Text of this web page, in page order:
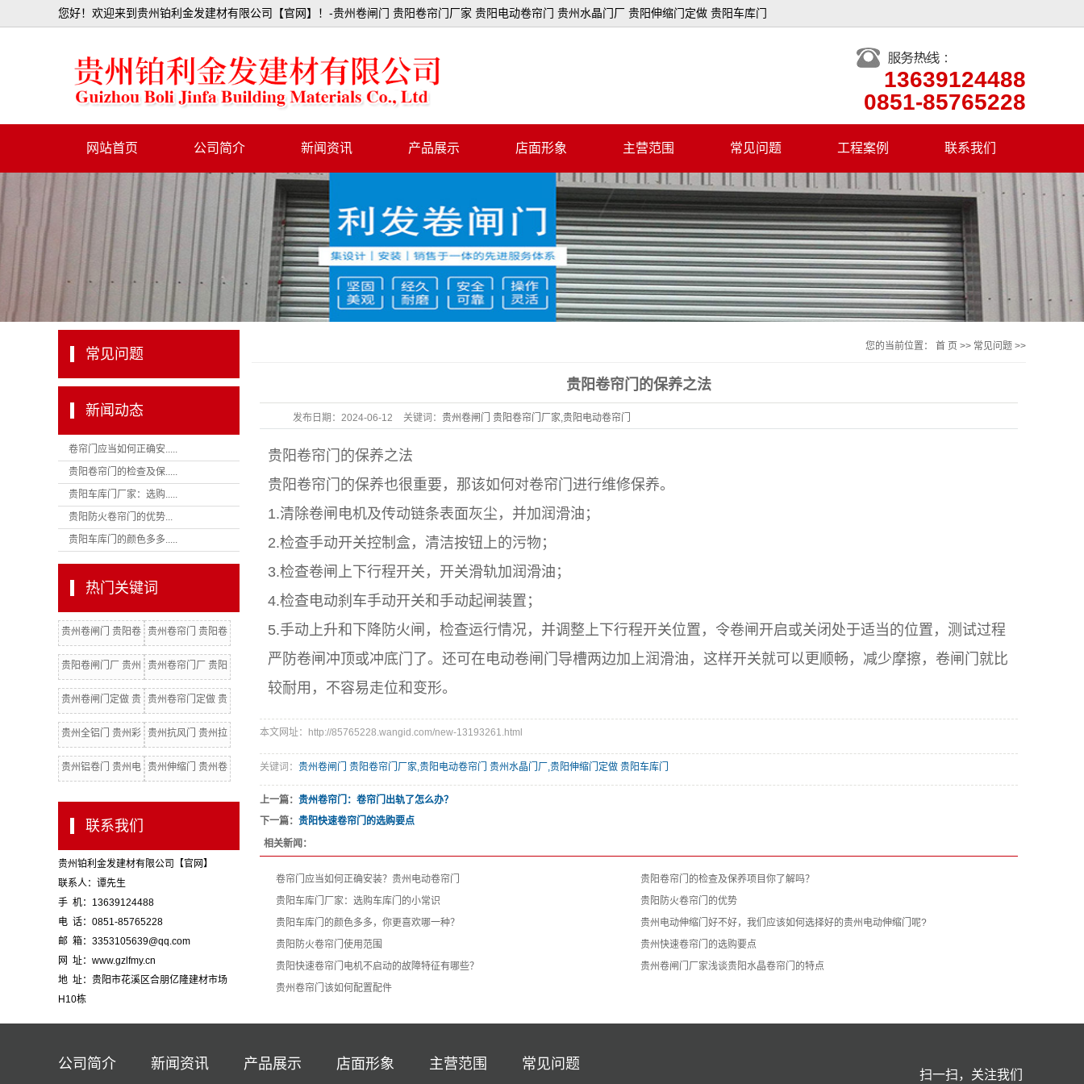
您好！欢迎来到贵州铂利金发建材有限公司【官网】！-贵州卷闸门 贵阳卷帘门厂家 贵阳电动卷帘门 贵州水晶门厂 贵阳伸缩门定做 贵阳车库门
13639124488
0851-85765228
网站首页 公司简介 新闻资讯
公司动态
产品展示
冲孔门
全铝门
彩钢门
抗风门
铝卷门
伸缩门
澳式无声门
电动遥控门
店面形象 主营范围 常见问题 工程案例 联系我们
常见问题
新闻动态
卷帘门应当如何正确安.....
贵阳卷帘门的检查及保.....
贵阳车库门厂家：选购.....
贵阳防火卷帘门的优势...
贵阳车库门的颜色多多.....
热门关键词
贵州卷闸门 贵阳卷
闸门
贵州卷帘门 贵阳卷
帘门 贵州卷闸门厂
贵阳卷闸门厂 贵州
卷闸门批发
贵州卷帘门厂 贵阳
卷帘门厂 贵阳电动
贵州卷闸门定做 贵
阳卷闸门定做
贵州卷帘门定做 贵
阳卷帘门定做
贵州全铝门 贵州彩
钢门
贵州抗风门 贵州拉
闸门 贵州水晶门
贵州铝卷门 贵州电 贵州伸缩门 贵州卷
联系我们
贵州铂利金发建材有限公司【官网】
联系人：谭先生
手 机：13639124488
电 话：0851-85765228
邮 箱：3353105639@qq.com
网 址：www.gzlfmy.cn
地 址：贵阳市花溪区合朋亿隆建材市场
H10栋
您的当前位置： 首 页 >> 常见问题 >>
贵阳卷帘门的保养之法
发布日期： 2024-06-12 关键词： 贵州卷闸门 贵阳卷帘门厂家,贵阳电动卷帘门
贵阳卷帘门的保养之法
贵阳卷帘门的保养也很重要，那该如何对卷帘门进行维修保养。
1.清除卷闸电机及传动链条表面灰尘，并加润滑油；
2.检查手动开关控制盒，清洁按钮上的污物；
3.检查卷闸上下行程开关，开关滑轨加润滑油；
4.检查电动刹车手动开关和手动起闸装置；
5.手动上升和下降防火闸，检查运行情况，并调整上下行程开关位置，令卷闸开启或关闭处于适当的位置，测试过程
严防卷闸冲顶或冲底门了。还可在电动卷闸门导槽两边加上润滑油，这样开关就可以更顺畅，减少摩擦，卷闸门就比
较耐用，不容易走位和变形。
本文网址：http://85765228.wangid.com/new-13193261.html
关键词： 贵州卷闸门 贵阳卷帘门厂家,贵阳电动卷帘门 贵州水晶门厂,贵阳伸缩门定做 贵阳车库门
上一篇： 贵州卷帘门：卷帘门出轨了怎么办？
下一篇： 贵阳快速卷帘门的选购要点
相关新闻：
卷帘门应当如何正确安装？贵州电动卷帘门
贵阳卷帘门的检查及保养项目你了解吗？
贵阳车库门厂家：选购车库门的小常识
贵阳防火卷帘门的优势
贵阳车库门的颜色多多，你更喜欢哪一种？
贵州电动伸缩门好不好，我们应该如何选择好的贵州电动伸缩门呢?
贵阳防火卷帘门使用范围
贵州快速卷帘门的选购要点
贵阳快速卷帘门电机不启动的故障特征有哪些？
贵州卷闸门厂家浅谈贵阳水晶卷帘门的特点
贵州卷帘门该如何配置配件
公司简介 新闻资讯 产品展示 店面形象 主营范围 常见问题
扫一扫，关注我们